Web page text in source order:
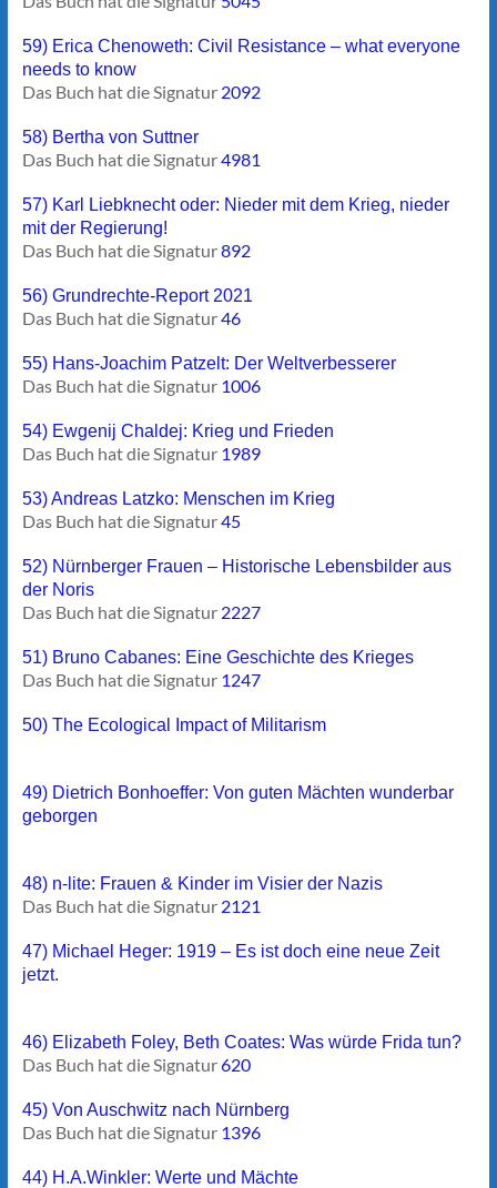
59) Erica Chenoweth: Civil Resistance – what everyone
needs to know
Das Buch hat die Signatur 2092
58) Bertha von Suttner
Das Buch hat die Signatur4981
57) Karl Liebknecht oder: Nieder mit dem Krieg, nieder
mit der Regierung!
Das Buch hat die Signatur892
56) Grundrechte-Report 2021
Das Buch hat die Signatur46
55) Hans-Joachim Patzelt: Der Weltverbesserer
Das Buch hat die Signatur 1006
54) Ewgenij Chaldej: Krieg und Frieden
Das Buch hat die Signatur 1989
53) Andreas Latzko: Menschen im Krieg
Das Buch hat die Signatur45
52) Nürnberger Frauen – Historische Lebensbilder aus
der Noris
Das Buch hat die Signatur 2227
51) Bruno Cabanes: Eine Geschichte des Krieges
Das Buch hat die Signatur 1247
50) The Ecological Impact of Militarism
49) Dietrich Bonhoeffer: Von guten Mächten wunderbar
geborgen
48) n-lite: Frauen & Kinder im Visier der Nazis
Das Buch hat die Signatur 2121
47) Michael Heger: 1919 – Es ist doch eine neue Zeit
jetzt.
46) Elizabeth Foley, Beth Coates: Was würde Frida tun?
Das Buch hat die Signatur620
45) Von Auschwitz nach Nürnberg
Das Buch hat die Signatur 1396
44) H.A.Winkler: Werte und Mächte